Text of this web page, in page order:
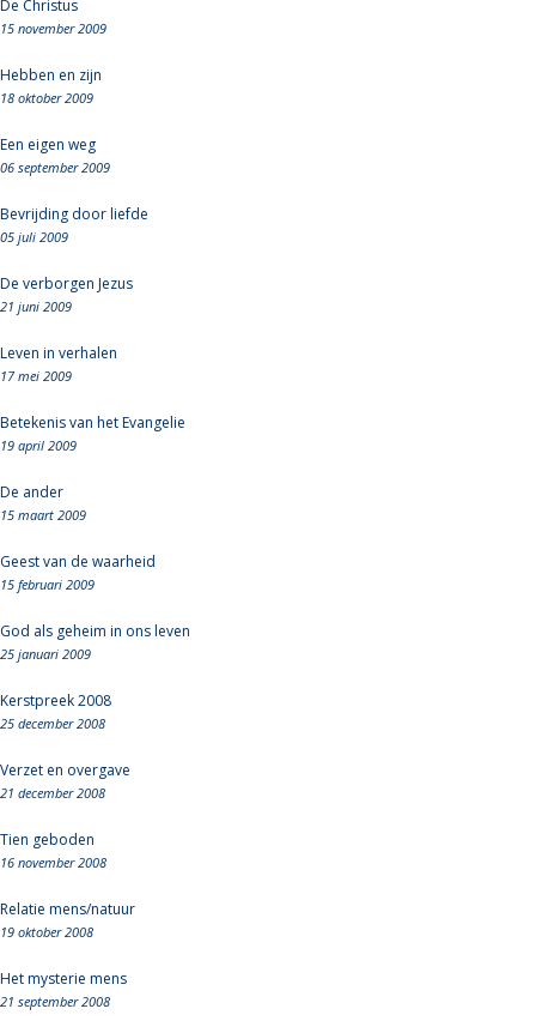
De Christus
15 november 2009
Hebben en zijn
18 oktober 2009
Een eigen weg
06 september 2009
Bevrijding door liefde
05 juli 2009
De verborgen Jezus
21 juni 2009
Leven in verhalen
17 mei 2009
Betekenis van het Evangelie
19 april 2009
De ander
15 maart 2009
Geest van de waarheid
15 februari 2009
God als geheim in ons leven
25 januari 2009
Kerstpreek 2008
25 december 2008
Verzet en overgave
21 december 2008
Tien geboden
16 november 2008
Relatie mens/natuur
19 oktober 2008
Het mysterie mens
21 september 2008